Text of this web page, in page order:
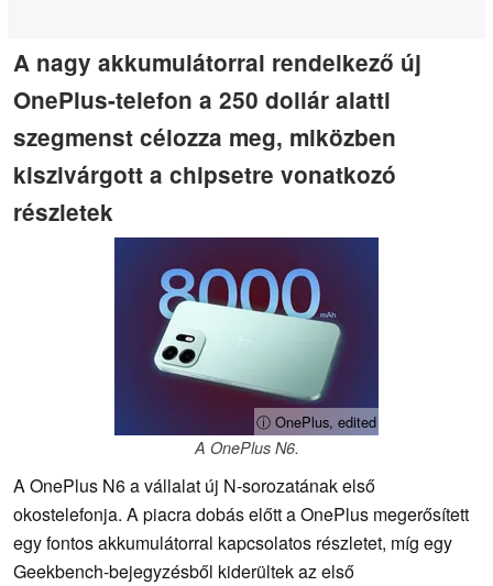
A nagy akkumulátorral rendelkező új
OnePlus-telefon a 250 dollár alatti
szegmenst célozza meg, miközben
kiszivárgott a chipsetre vonatkozó
részletek
ⓘ OnePlus, edited
A OnePlus N6.
A OnePlus N6 a vállalat új N-sorozatának első
okostelefonja. A piacra dobás előtt a OnePlus megerősített
egy fontos akkumulátorral kapcsolatos részletet, míg egy
Geekbench-bejegyzésből kiderültek az első